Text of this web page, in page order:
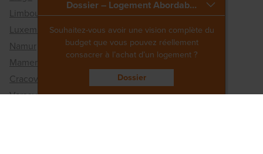
Dossier – Logement Abordable
Souhaitez-vous avoir une vision complète du
budget que vous pouvez réellement
consacrer à l’achat d’un logement ?
Dossier
Limbourg
Luxembourg
Namur
Mamer (GD Luxembourg)
Cracovie (Pologne)
Varsovie (Pologne)